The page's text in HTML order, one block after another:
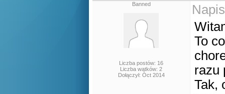
Banned
Liczba postów: 16
Liczba wątków: 2
Dołączył: Oct 2014
To
razu
Tak,